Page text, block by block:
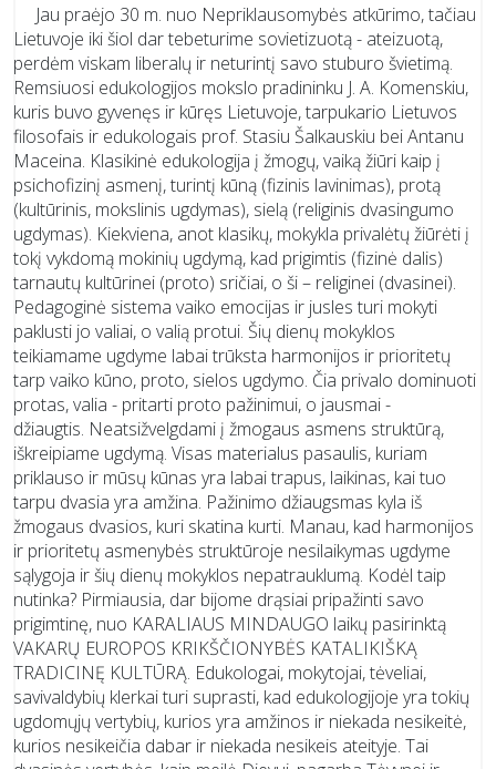
Jau praėjo 30 m. nuo Nepriklausomybės atkūrimo, tačiau
Lietuvoje iki šiol dar tebeturime sovietizuotą - ateizuotą,
perdėm viskam liberalų ir neturintį savo stuburo švietimą.
Remsiuosi edukologijos mokslo pradininku J. A. Komenskiu,
kuris buvo gyvenęs ir kūręs Lietuvoje, tarpukario Lietuvos
filosofais ir edukologais prof. Stasiu Šalkauskiu bei Antanu
Maceina. Klasikinė edukologija į žmogų, vaiką žiūri kaip į
psichofizinį asmenį, turintį kūną (fizinis lavinimas), protą
(kultūrinis, mokslinis ugdymas), sielą (religinis dvasingumo
ugdymas). Kiekviena, anot klasikų, mokykla privalėtų žiūrėti į
tokį vykdomą mokinių ugdymą, kad prigimtis (fizinė dalis)
tarnautų kultūrinei (proto) sričiai, o ši – religinei (dvasinei).
Pedagoginė sistema vaiko emocijas ir jusles turi mokyti
paklusti jo valiai, o valią protui. Šių dienų mokyklos
teikiamame ugdyme labai trūksta harmonijos ir prioritetų
tarp vaiko kūno, proto, sielos ugdymo. Čia privalo dominuoti
protas, valia - pritarti proto pažinimui, o jausmai -
džiaugtis. Neatsižvelgdami į žmogaus asmens struktūrą,
iškreipiame ugdymą. Visas materialus pasaulis, kuriam
priklauso ir mūsų kūnas yra labai trapus, laikinas, kai tuo
tarpu dvasia yra amžina. Pažinimo džiaugsmas kyla iš
žmogaus dvasios, kuri skatina kurti. Manau, kad harmonijos
ir prioritetų asmenybės struktūroje nesilaikymas ugdyme
sąlygoja ir šių dienų mokyklos nepatrauklumą. Kodėl taip
nutinka? Pirmiausia, dar bijome drąsiai pripažinti savo
prigimtinę, nuo KARALIAUS MINDAUGO laikų pasirinktą
VAKARŲ EUROPOS KRIKŠČIONYBĖS KATALIKIŠKĄ
TRADICINĘ KULTŪRĄ. Edukologai, mokytojai, tėveliai,
savivaldybių klerkai turi suprasti, kad edukologijoje yra tokių
ugdomųjų vertybių, kurios yra amžinos ir niekada nesikeitė,
kurios nesikeičia dabar ir niekada nesikeis ateityje. Tai